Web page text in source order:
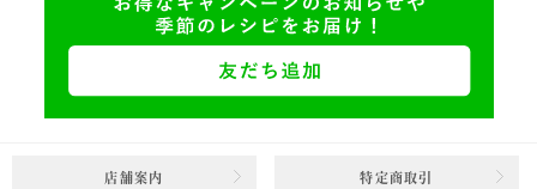
店舗案内 特定商取引